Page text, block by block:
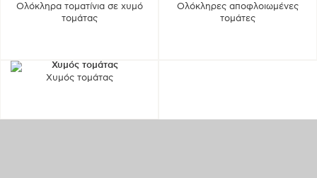
Ολόκληρα τοματίνια σε χυμό
τομάτας
Ολόκληρες αποφλοιωμένες
τομάτες
Χυμός τομάτας